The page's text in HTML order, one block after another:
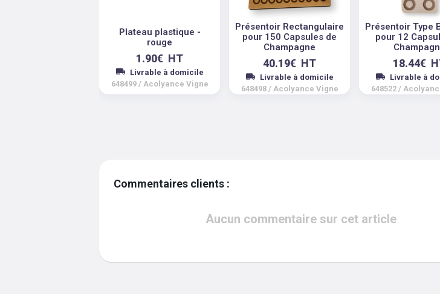
Plateau plastique -
rouge
1.90€ HT
Livrable à domicile
648499 / Acolyance Vigne
Présentoir Rectangulaire
pour 150 Capsules de
Champagne
40.19€ HT
Livrable à domicile
648498 / Acolyance Vigne
Présentoir Type
pour 12
18.44€
Livrable à
648522 /
Commentaires clients :
Aucun commentaire sur cet article